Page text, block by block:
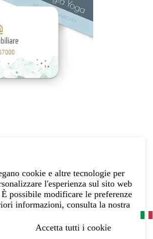
cookie e altre tecnologie per
l'esperienza sul sito web
possibile modificare le preferenze
informazioni, consulta la nostra
Accetta tutti i cookie